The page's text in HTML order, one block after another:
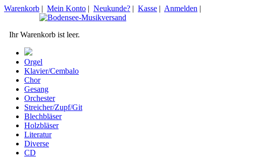
Warenkorb | Mein Konto | Neukunde? | Kasse | Anmelden |
Ihr Warenkorb ist leer.
Orgel
Klavier/Cembalo
Chor
Gesang
Orchester
Streicher/Zupf/Git
Blechbläser
Holzbläser
Literatur
Diverse
CD